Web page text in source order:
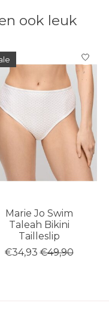
ook leuk
Marie Jo Swim
Taleah Bikini
Tailleslip
€34,93 €49,90